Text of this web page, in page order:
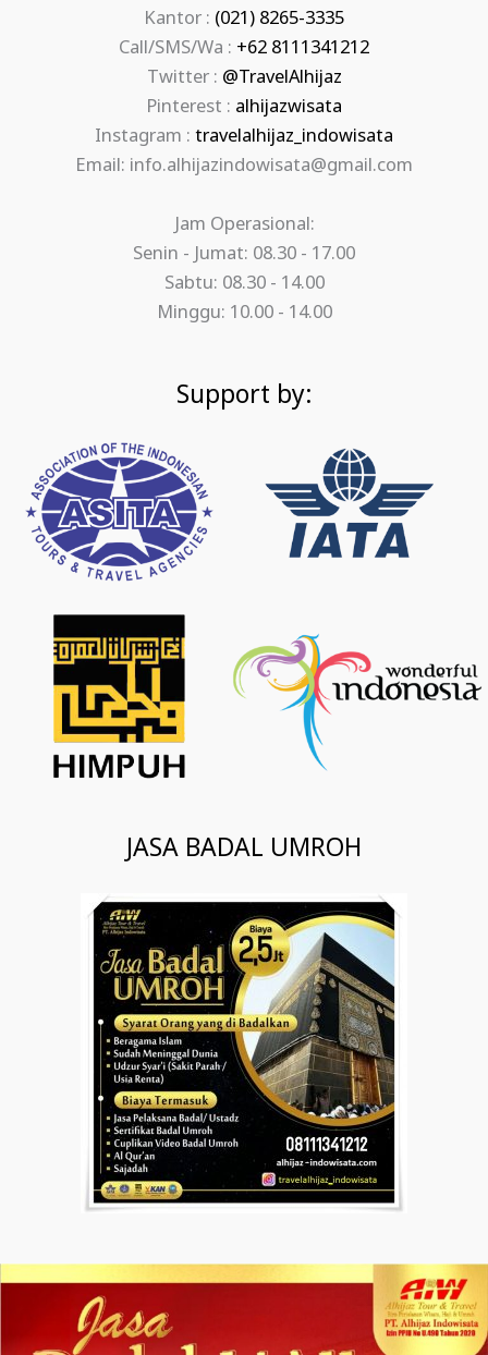
Kantor : (021) 8265-3335
Call/SMS/Wa : +62 8111341212
Twitter : @TravelAlhijaz
Pinterest : alhijazwisata
Instagram : travelalhijaz_indowisata
Email: info.alhijazindowisata@gmail.com
Jam Operasional:
Senin - Jumat: 08.30 - 17.00
Sabtu: 08.30 - 14.00
Minggu: 10.00 - 14.00
Support by:
JASA BADAL UMROH